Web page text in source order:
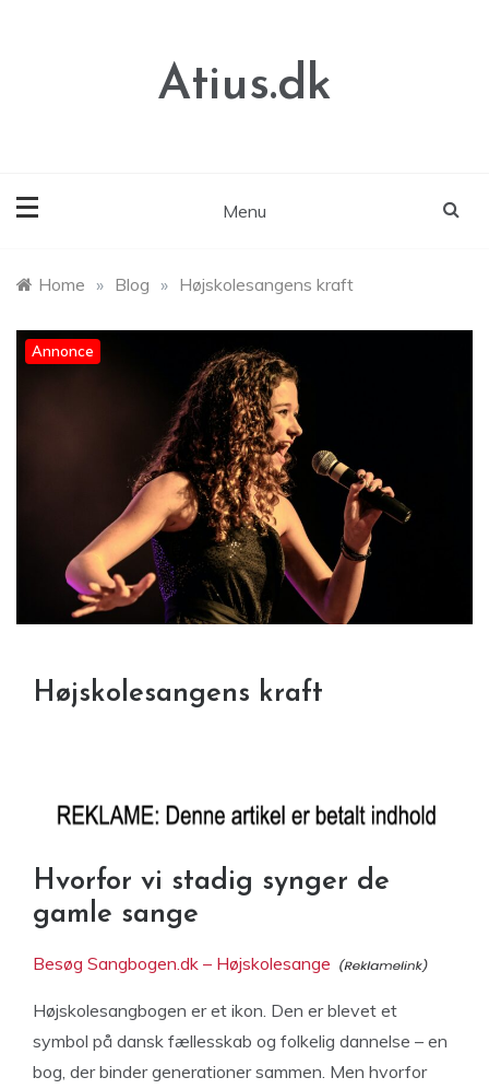
Atius.dk
Menu
Home » Blog » Højskolesangens kraft
Annonce
Højskolesangens kraft
Hvorfor vi stadig synger de
gamle sange
Besøg Sangbogen.dk – Højskolesange
Højskolesangbogen er et ikon. Den er blevet et
symbol på dansk fællesskab og folkelig dannelse – en
bog, der binder generationer sammen. Men hvorfor